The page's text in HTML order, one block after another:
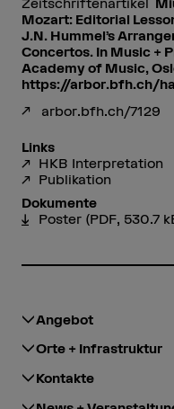
Mozart: Editorial
J.N. Hummel’s
Concertos. In Music +
Academy of Music,
https://arbor.bfh.ch/
arbor.bfh.ch/7129
Links
HKB Interpretation
Publikation
Dokumente
Poster (PDF, 530.7
Angebot
Orte + Infrastruktur
Kontakte